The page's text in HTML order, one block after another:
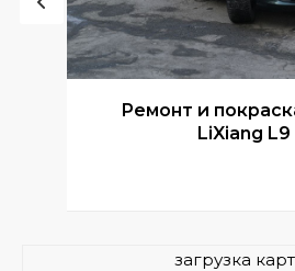
Ремонт и
LiXiang L9
загрузка